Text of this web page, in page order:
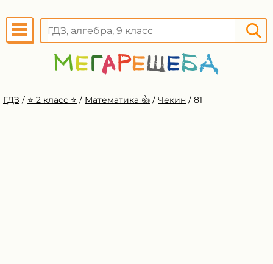
ГДЗ / ⭐️ 2 класс ⭐️ / Математика 👍 / Чекин / 81